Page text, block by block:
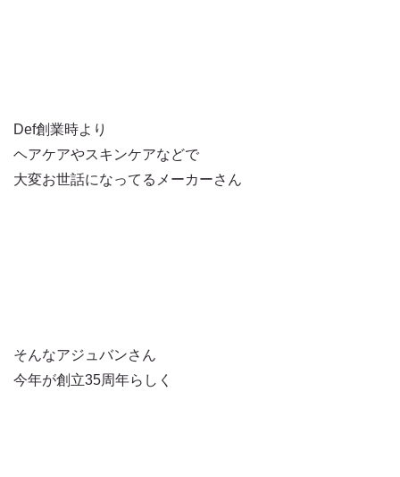
Def創業時より
ヘアケアやスキンケアなどで
大変お世話になってるメーカーさん
そんなアジュバンさん
今年が創立35周年らしく